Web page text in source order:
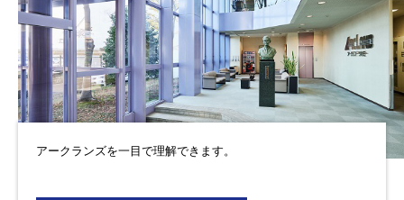
アークランズを一目で理解できます。